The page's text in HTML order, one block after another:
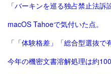
「バーキンを巡る独占禁止法訴
macOS Tahoeで気付いた点。
今年の機密文書溶解処理は約